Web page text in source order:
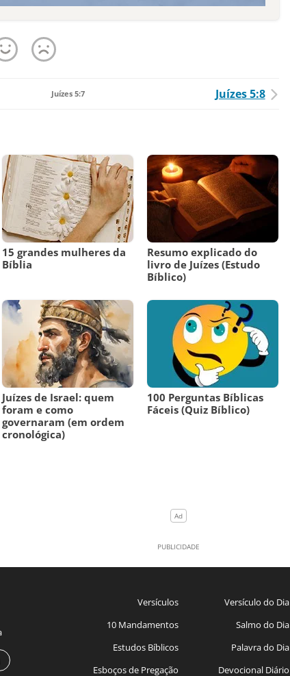
Juízes 5:7 Juízes 5:8
15 grandes mulheres da
Bíblia
Resumo explicado do
livro de Juízes (Estudo
Bíblico)
Juízes de Israel: quem
foram e como
governaram (em ordem
cronológica)
100 Perguntas Bíblicas
Fáceis (Quiz Bíblico)
Versículos
10 Mandamentos
Estudos Bíblicos
Esboços de Pregação
Versículo do Dia
Salmo do Dia
Palavra do Dia
Devocional Diário